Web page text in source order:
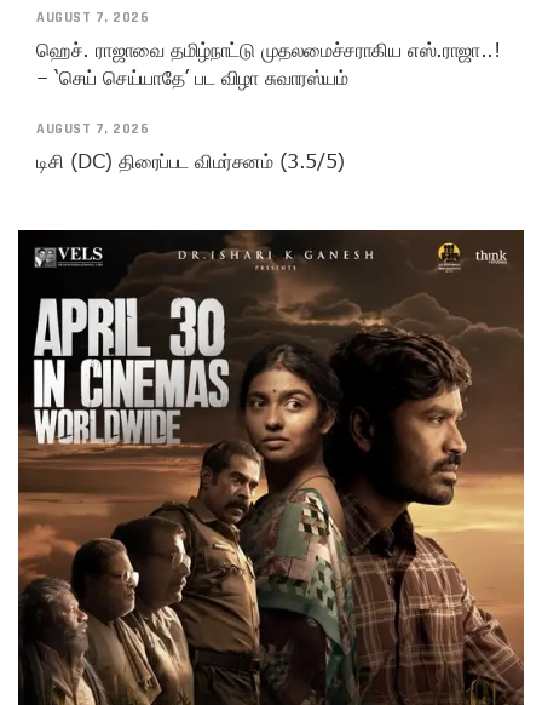
AUGUST 7, 2026
ஹெச். ராஜாவை தமிழ்நாட்டு முதலமைச்சராகிய எஸ்.ராஜா..!
– ‘செய் செய்யாதே’ பட விழா சுவாரஸ்யம்
AUGUST 7, 2026
டிசி (DC) திரைப்பட விமர்சனம் (3.5/5)